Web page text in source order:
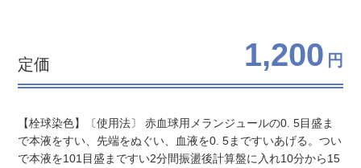
定価 1,200 円
【栓球染色】〔使用法〕 赤血球用メランジュールの0. 5目盛ま
で本液をすい、先端をぬぐい、血液を0. 5まですいあげる。つい
で本液を101目盛まですい2分間振盪後計算盤に入れ10分から15